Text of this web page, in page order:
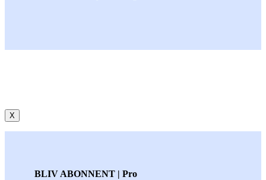
X
BLIV ABONNENT | Pro